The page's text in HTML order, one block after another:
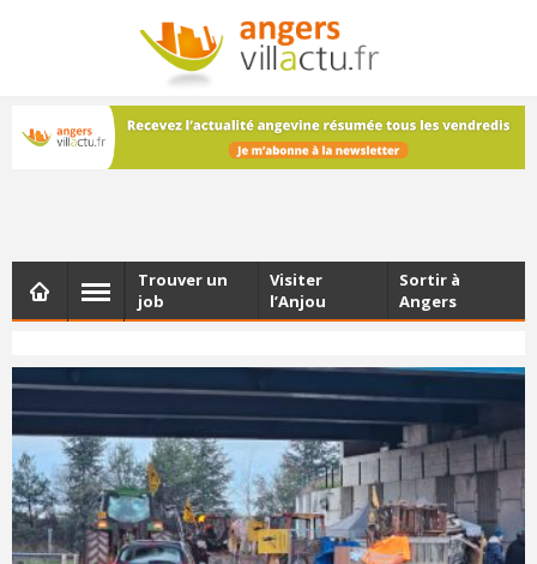
NEWSLETTER
Les dernières actualités d'Angers, chaque vendredi dans
votre boîte e-mail
Trouver un
job
Visiter
l’Anjou
Sortir à
Angers